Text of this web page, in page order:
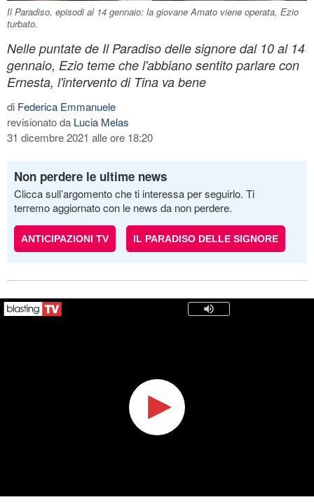
Il Paradiso, episodi al 14 gennaio: la giovane Amato viene operata, Ezio
turbato.
Nelle puntate de Il Paradiso delle signore dal 10 al 14
gennaio, Ezio teme che l'abbiano sentito parlare con
Ernesta, l'intervento di Tina va bene
di Federica Emmanuele
revisionato da Lucia Melas
31 dicembre 2021 alle ore 18:20
Non perdere le ultime news
Clicca sull’argomento che ti interessa per seguirlo. Ti
terremo aggiornato con le news da non perdere.
ANTICIPAZIONI TV IL PARADISO DELLE SIGNORE